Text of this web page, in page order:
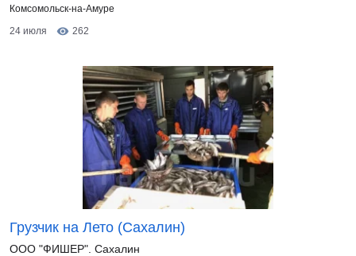
Комсомольск-на-Амуре
24 июля
262
Грузчик на Лето (Сахалин)
ООО "ФИШЕР". Сахалин